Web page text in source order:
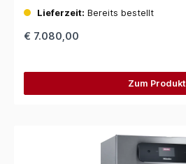
Lieferzeit: Bereits bestellt
€ 7.080,00
Zum Produkt